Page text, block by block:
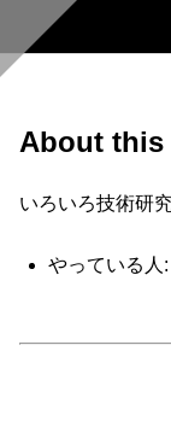
About this
いろいろ技術研
やっている人